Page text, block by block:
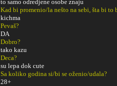
to samo odredjene osobe znaju
Kad bi promenio/la nešto na sebi, šta bi to
kichma
Pevaš?
DA
Dobro?
tako kazu
Deca?
su lepa dok cute
Sa koliko godina si/bi se oženio/udala?
28+